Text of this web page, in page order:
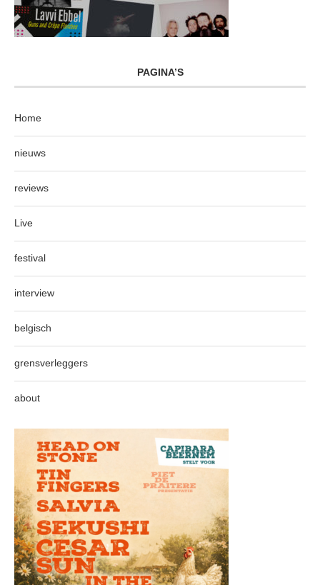
PAGINA’S
Home
nieuws
reviews
Live
festival
interview
belgisch
grensverleggers
about